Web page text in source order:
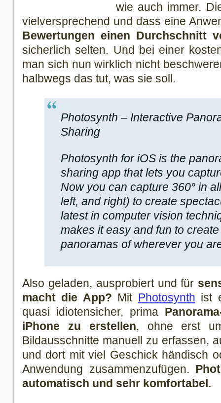
wie auch immer.
vielversprechend und dass eine
Bewertungen einen Durchschnitt
sicherlich selten. Und bei einer
man sich nun wirklich nicht
halbwegs das tut, was sie soll.
Photosynth – Interactive
Sharing
Photosynth for iOS is the
sharing app that lets you
Now you can capture 360° in
left, and right) to create
latest in computer vision
makes it easy and fun to
panoramas of wherever you
Also geladen, ausprobiert und für
macht die App? Mit Photosynth ist
quasi idiotensicher, prima
iPhone zu erstellen, ohne erst
Bildausschnitte manuell zu erfassen,
und dort mit viel Geschick händisch
Anwendung zusammenzufügen.
automatisch und sehr komfortabel.